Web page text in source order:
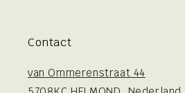
Contact
van Ommerenstraat 44